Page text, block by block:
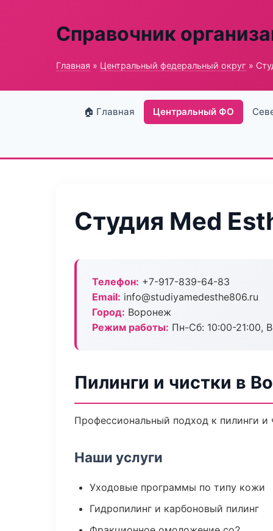
Справочник
Главная » Центральный федеральный округ »
🏠 Главная Центральный ФО
Студия Med
Телефон: +7-917-839-64-83
Email: info@studiyamedesthe806.ru
Город: Воронеж
Режим работы: Пн-Сб: 10:00-21:00,
Пилинги и чистки в
Профессиональный подход к пилинги и
Наши услуги
Уходовые программы по типу кожи
Гидропилинг и карбоновый пилинг